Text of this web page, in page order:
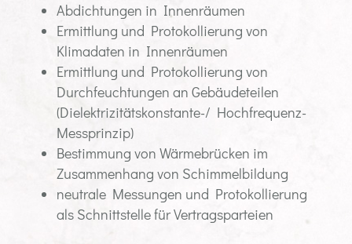
Abdichtungen in Innenräumen
Ermittlung und Protokollierung von
Klimadaten in Innenräumen
Ermittlung und Protokollierung von
Durchfeuchtungen an Gebäudeteilen
(Dielektrizitätskonstante-/ Hochfrequenz-
Messprinzip)
Bestimmung von Wärmebrücken im
Zusammenhang von Schimmelbildung
neutrale Messungen und Protokollierung
als Schnittstelle für Vertragsparteien